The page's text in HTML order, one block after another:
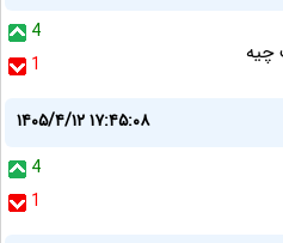
4
1
چیه
۱۴۰۵/۴/۱۲ ۱۷:۴۵:۰۸
4
1